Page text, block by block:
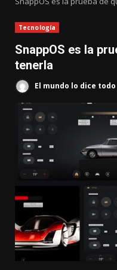
Tecnología
SnappOS es la
tenerla
El mundo lo dice todo